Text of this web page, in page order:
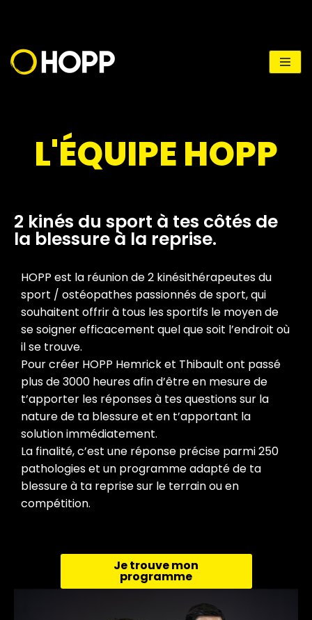
au
contenu
L'ÉQUIPE HOPP
2 kinés du sport à tes côtés de
la blessure à la reprise.
HOPP est la réunion de 2 kinésithérapeutes du
sport / ostéopathes passionnés de sport, qui
souhaitent offrir à tous les sportifs le moyen de
se soigner efficacement quel que soit l’endroit où
il se trouve.
Pour créer HOPP Hemrick et Thibault ont passé
plus de 3000 heures afin d’être en mesure de
t’apporter les réponses à tes questions sur la
nature de ta blessure et en t’apportant la
solution immédiatement.
La finalité, c’est une réponse précise parmi 250
pathologies et un programme adapté de ta
blessure à ta reprise sur le terrain ou en
compétition.
Je trouve mon
programme